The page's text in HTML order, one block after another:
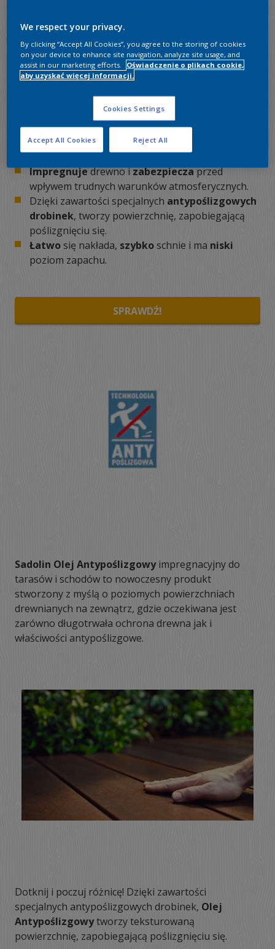
Zapewnia do3 lat ochronybez konieczności
renowacji co sezon.
Impregnujedrewno izabezpieczaprzed
wpływem trudnych warunków atmosferycznych.
Dzięki zawartości specjalnych antypoślizgowych
drobinek, tworzy powierzchnię, zapobiegającą
poślizgnięciu się.
Łatwo się nakłada, szybko schnie i ma niski
poziom zapachu.
SPRAWDŹ!
Sadolin Olej Antypoślizgowyimpregnacyjny do
tarasów i schodów to nowoczesny produkt
stworzony z myślą o poziomych powierzchniach
drewnianych na zewnątrz, gdzie oczekiwana jest
zarówno długotrwała ochrona drewna jak i
właściwości antypoślizgowe.
Dotknij i poczuj różnicę! Dzięki zawartości
specjalnych antypoślizgowych drobinek, Olej
Antypoślizgowytworzy teksturowaną
powierzchnię, zapobiegającą poślizgnięciu się.
We respect your privacy.
By clicking “Accept All Cookies”, you agree to the storing of cookies
on your device to enhance site navigation, analyze site usage, and
assist in our marketing efforts.
Oświadczenie o plikach cookie,
aby uzyskać więcej informacji.
Cookies Settings
Reject All
Accept All Cookies